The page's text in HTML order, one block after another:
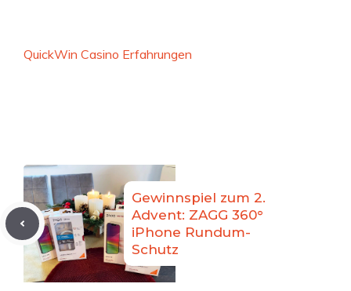
QuickWin Casino Erfahrungen
Gewinnspiel zum 2.
Advent: ZAGG 360°
iPhone Rundum-
Schutz